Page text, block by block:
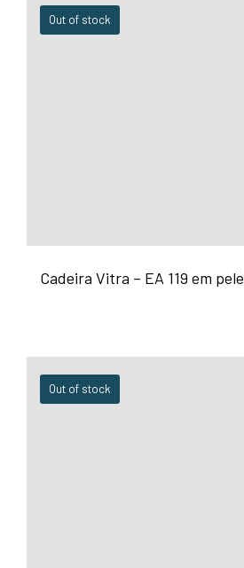
Out of stock
Cadeira Vitra – EA 119 em pele
Out of stock